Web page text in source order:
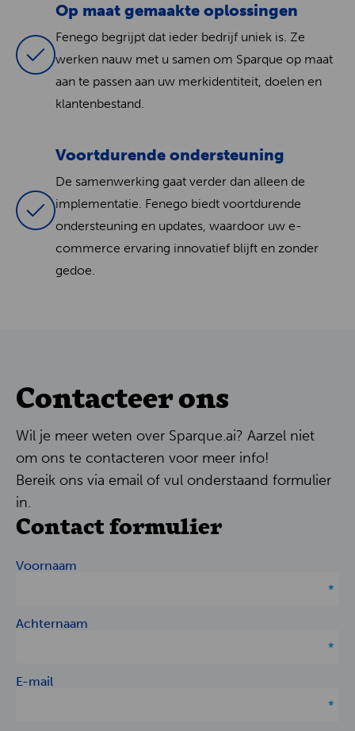
Op maat gemaakte oplossingen
Fenego begrijpt dat ieder bedrijf uniek is. Ze
werken nauw met u samen om Sparque op maat
aan te passen aan uw merkidentiteit, doelen en
klantenbestand.
Voortdurende ondersteuning
De samenwerking gaat verder dan alleen de
implementatie. Fenego biedt voortdurende
ondersteuning en updates, waardoor uw e-
commerce ervaring innovatief blijft en zonder
gedoe.
Contacteer ons
Wil je meer weten over Sparque.ai? Aarzel niet
om ons te contacteren voor meer info!
Bereik ons via email of vul onderstaand formulier
in.
Contact formulier
Voornaam
Achternaam
E-mail